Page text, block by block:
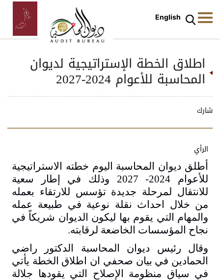
English
اطلاق الخطة الإستراتيجية لديوان
المحاسبة للأعوام 2024-2027
شارك
الرأي
أطلق ديوان المحاسبة اليوم خطته الاستراتيجية
للأعوام 2024- 2027 وذلك في إطار سعية
للانتقال لمرحلة جديدة تؤسس للارتقاء بعمله
من خلال احداث نقلة نوعية في طبيعة عمله
والمهام التي يقوم بها ليكون الديوان شريكاً في
نجاح المؤسسات الخاضعة لرقابته.
وقال رئيس ديوان المحاسبة الدكتور راضي
الحمادين في بيان صحفي ان اطلاق الخطة يأتي
في سياق منظومة الإصلاح التي يقودها جلالة